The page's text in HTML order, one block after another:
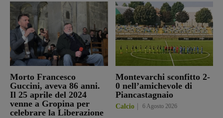
Morto Francesco
Guccini, aveva 86 anni.
Il 25 aprile del 2024
venne a Gropina per
celebrare la Liberazione
Montevarchi sconfitto 2-
0 nell’amichevole di
Piancastagnaio
Calcio 6 Agosto 2026